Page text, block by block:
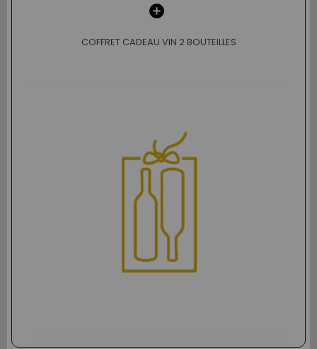
COFFRET CADEAU VIN 2 BOUTEILLES